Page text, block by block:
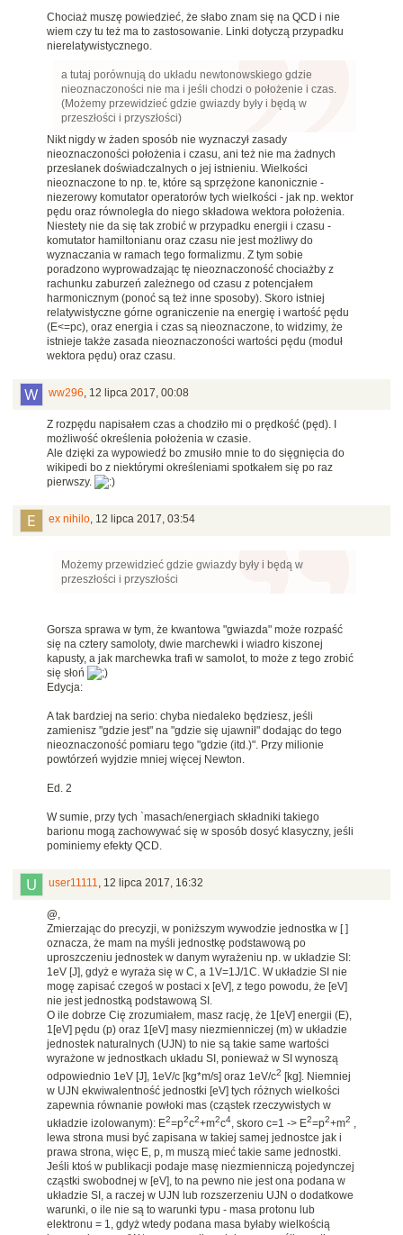
Chociaż muszę powiedzieć, że słabo znam się na QCD i nie
wiem czy tu też ma to zastosowanie. Linki dotyczą przypadku
nierelatywistycznego.
a tutaj porównują do układu newtonowskiego gdzie
nieoznaczoności nie ma i jeśli chodzi o położenie i czas.
(Możemy przewidzieć gdzie gwiazdy były i będą w
przeszłości i przyszłości)
Nikt nigdy w żaden sposób nie wyznaczył zasady
nieoznaczoności położenia i czasu, ani też nie ma żadnych
przesłanek doświadczalnych o jej istnieniu. Wielkości
nieoznaczone to np. te, które są sprzężone kanonicznie -
niezerowy komutator operatorów tych wielkości - jak np. wektor
pędu oraz równoległa do niego składowa wektora położenia.
Niestety nie da się tak zrobić w przypadku energii i czasu -
komutator hamiltonianu oraz czasu nie jest możliwy do
wyznaczania w ramach tego formalizmu. Z tym sobie
poradzono wyprowadzając tę nieoznaczoność chociażby z
rachunku zaburzeń zależnego od czasu z potencjałem
harmonicznym (ponoć są też inne sposoby). Skoro istniej
relatywistyczne górne ograniczenie na energię i wartość pędu
(E<=pc), oraz energia i czas są nieoznaczone, to widzimy, że
istnieje także zasada nieoznaczoności wartości pędu (moduł
wektora pędu) oraz czasu.
ww296, 12 lipca 2017, 00:08
Z rozpędu napisałem czas a chodziło mi o prędkość (pęd). I
możliwość określenia położenia w czasie.
Ale dzięki za wypowiedź bo zmusiło mnie to do sięgnięcia do
wikipedi bo z niektórymi określeniami spotkałem się po raz
pierwszy.
ex nihilo, 12 lipca 2017, 03:54
Możemy przewidzieć gdzie gwiazdy były i będą w
przeszłości i przyszłości
Gorsza sprawa w tym, że kwantowa "gwiazda" może rozpaść
się na cztery samoloty, dwie marchewki i wiadro kiszonej
kapusty, a jak marchewka trafi w samolot, to może z tego zrobić
się słoń
Edycja:
A tak bardziej na serio: chyba niedaleko będziesz, jeśli
zamienisz "gdzie jest" na "gdzie się ujawnił" dodając do tego
nieoznaczoność pomiaru tego "gdzie (itd.)". Przy milionie
powtórzeń wyjdzie mniej więcej Newton.
Ed. 2
W sumie, przy tych `masach/energiach składniki takiego
barionu mogą zachowywać się w sposób dosyć klasyczny, jeśli
pominiemy efekty QCD.
user11111, 12 lipca 2017, 16:32
@,
Zmierzając do precyzji, w poniższym wywodzie jednostka w [ ]
oznacza, że mam na myśli jednostkę podstawową po
uproszczeniu jednostek w danym wyrażeniu np. w układzie SI:
1eV [J], gdyż e wyraża się w C, a 1V=1J/1C. W układzie SI nie
mogę zapisać czegoś w postaci x [eV], z tego powodu, że [eV]
nie jest jednostką podstawową SI.
O ile dobrze Cię zrozumiałem, masz rację, że 1[eV] energii (E),
1[eV] pędu (p) oraz 1[eV] masy niezmienniczej (m) w układzie
jednostek naturalnych (UJN) to nie są takie same wartości
wyrażone w jednostkach układu SI, ponieważ w SI wynoszą
odpowiednio 1eV [J], 1eV/c [kg*m/s] oraz 1eV/c2 [kg]. Niemniej
w UJN ekwiwalentność jednostki [eV] tych różnych wielkości
zapewnia równanie powłoki mas (cząstek rzeczywistych w
układzie izolowanym): E2=p2c2+m2c4, skoro c=1 -> E2=p2+m2 ,
lewa strona musi być zapisana w takiej samej jednostce jak i
prawa strona, więc E, p, m muszą mieć takie same jednostki.
Jeśli ktoś w publikacji podaje masę niezmienniczą pojedynczej
cząstki swobodnej w [eV], to na pewno nie jest ona podana w
układzie SI, a raczej w UJN lub rozszerzeniu UJN o dodatkowe
warunki, o ile nie są to warunki typu - masa protonu lub
elektronu = 1, gdyż wtedy podana masa byłaby wielkością